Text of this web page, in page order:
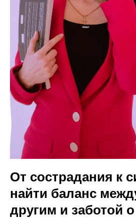
От сострадания к
найти баланс
другим и заботой